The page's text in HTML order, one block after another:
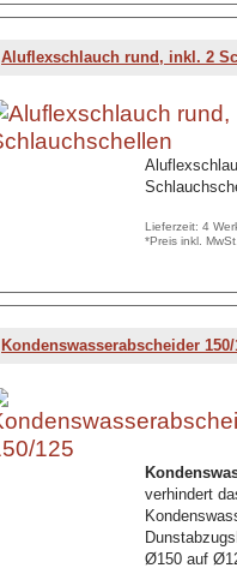
Aluflexschlauch rund, inkl. 2
Lieferzeit: 4
*Preis inkl.
Kondenswasserabscheider 150/
verhindert
Ø150 auf